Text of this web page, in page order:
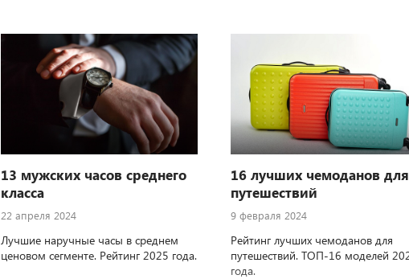
13 мужских часов среднего
класса
22 апреля 2024
Лучшие наручные часы в среднем
ценовом сегменте. Рейтинг 2025 года.
16 лучших чемоданов для
путешествий
9 февраля 2024
Рейтинг лучших чемоданов для
путешествий. ТОП-16 моделей
года.